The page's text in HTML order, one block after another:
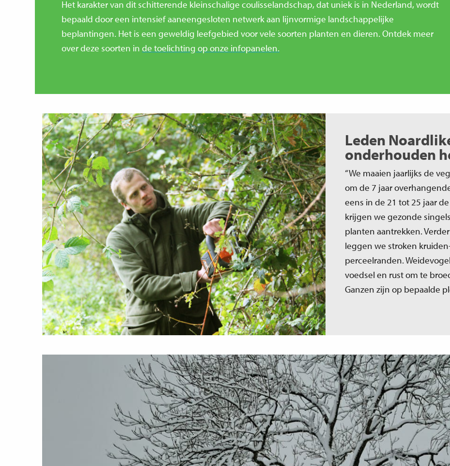
Het karakter van dit schitterende kleinschalige coulisselandschap, dat uniek is in Nederland, wordt
bepaald door een intensief aaneengesloten netwerk aan lijnvormige landschappelijke
beplantingen. Het is een geweldig leefgebied voor vele soorten planten en dieren. Ontdek meer
over deze soorten in de toelichting op onze infopanelen.
Leden
onderhouden
“We maaien jaarlijks de
om de 7 jaar
eens in de 21 tot 25 jaar
krijgen we gezonde
planten aantrekken.
leggen we stroken
perceelranden.
voedsel en rust om te
Ganzen zijn op bepaalde